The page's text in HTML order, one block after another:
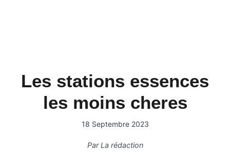
Les stations essences
les moins cheres
18 Septembre 2023
ParLa rédaction